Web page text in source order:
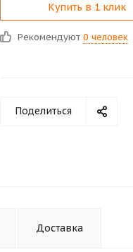
Купить в 1 клик
Рекомендуют 0 человек
Поделиться
Доставка